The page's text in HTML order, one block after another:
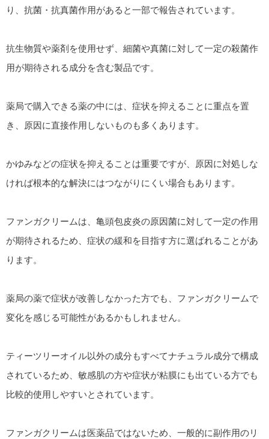
り、抗菌・抗真菌作用があると一部で報告されています。
抗生物質や薬剤を使用せず、細菌や真菌に対して一定の殺菌作
用が期待される成分を含む製品です。
薬局で購入できる薬の中には、症状を抑えることに重点を置
き、原因に直接作用しないものも多くあります。
かゆみなどの症状を抑えることは重要ですが、原因に対処しな
ければ根本的な解決にはつながりにくい場合もあります。
ファンガクリームは、亀頭包皮炎の原因菌に対して一定の作用
が期待されるため、症状の緩和を目指す方に選ばれることがあ
ります。
薬局の薬で症状が改善しなかった方でも、ファンガクリームで
変化を感じる可能性があるかもしれません。
ティーツリーオイル以外の成分もすべてナチュラル成分で構成
されているため、敏感肌の方や症状が粘膜にも出ている方でも
比較的使用しやすいとされています。
ファンガクリームは医薬品ではないため、一般的に副作用のリ